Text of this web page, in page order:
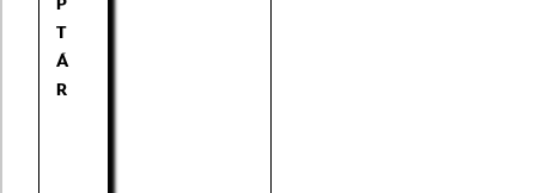
T
Á
R